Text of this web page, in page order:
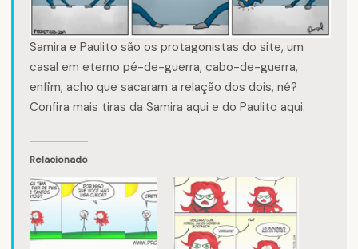
Samira e Paulito são os protagonistas do site, um
casal em eterno pé-de-guerra, cabo-de-guerra,
enfim, acho que sacaram a relação dos dois, né?
Confira mais tiras da Samira aqui e do Paulito aqui.
Relacionado